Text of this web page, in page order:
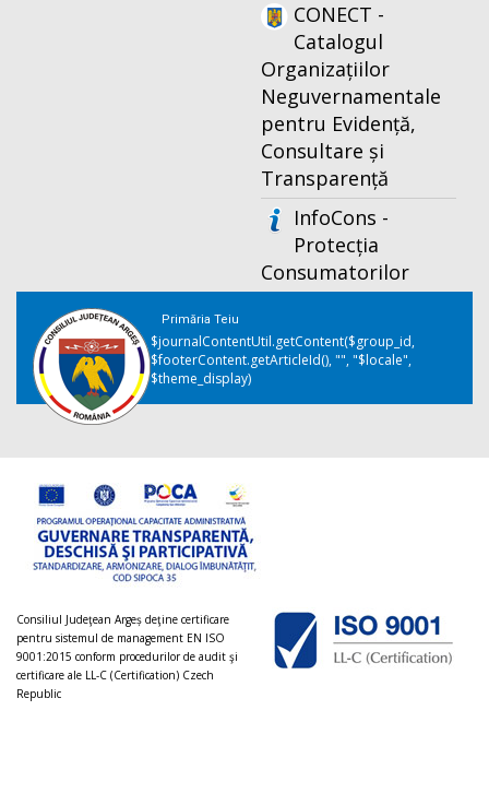
CONECT -
Catalogul
Organizațiilor
Neguvernamentale
pentru Evidență,
Consultare și
Transparență
InfoCons -
Protecția
Consumatorilor
Primăria Teiu
$journalContentUtil.getContent($group_id,
$footerContent.getArticleId(), "", "$locale",
$theme_display)
Consiliul Judeţean Argeș deţine certificare
pentru sistemul de management EN ISO
9001:2015 conform procedurilor de audit şi
certificare ale LL-C (Certification) Czech
Republic